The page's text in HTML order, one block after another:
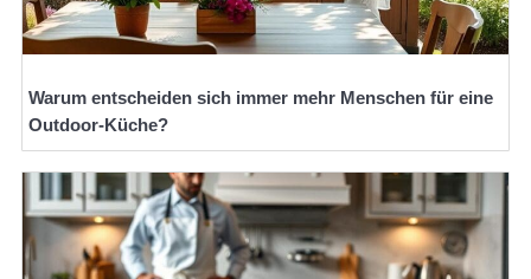
Warum entscheiden sich immer mehr Menschen für eine
Outdoor-Küche?